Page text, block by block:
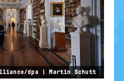
dpa | Martin Schutt